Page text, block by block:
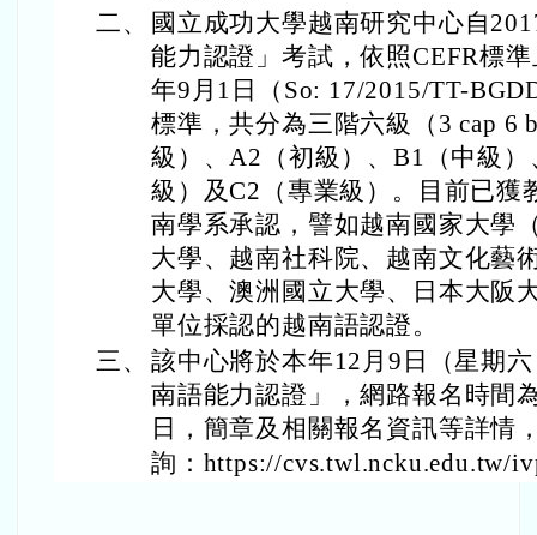
二、
國立成功大學越南研究中心自
能力認證」考試，依照CEFR標
年9月1日（So: 17/2015/TT-
標準，共分為三階六級（3 cap 6
級）、A2（初級）、B1（中級
級）及C2（專業級）。目前已獲
南學系承認，譬如越南國家大學
大學、越南社科院、越南文化藝
大學、澳洲國立大學、日本大阪
單位採認的越南語認證。
三、 該中心將於本年12月9日（星期
南語能力認證」，網路報名時間
日，簡章及相關報名資訊等詳情
詢：https://cvs.twl.ncku.edu.tw/